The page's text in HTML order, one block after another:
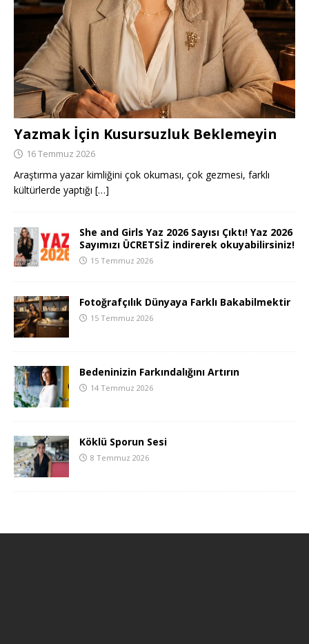
Yazmak İçin Kusursuzluk Beklemeyin
16 Temmuz 2026
Araştırma yazar kimliğini çok okuması, çok gezmesi, farklı
kültürlerde yaptığı […]
She and Girls Yaz 2026 Sayısı Çıktı! Yaz 2026
Sayımızı ÜCRETSİZ indirerek okuyabilirsiniz!
15 Temmuz 2026
Fotoğrafçılık Dünyaya Farklı Bakabilmektir
15 Temmuz 2026
Bedeninizin Farkındalığını Artırın
14 Temmuz 2026
Köklü Sporun Sesi
8 Temmuz 2026